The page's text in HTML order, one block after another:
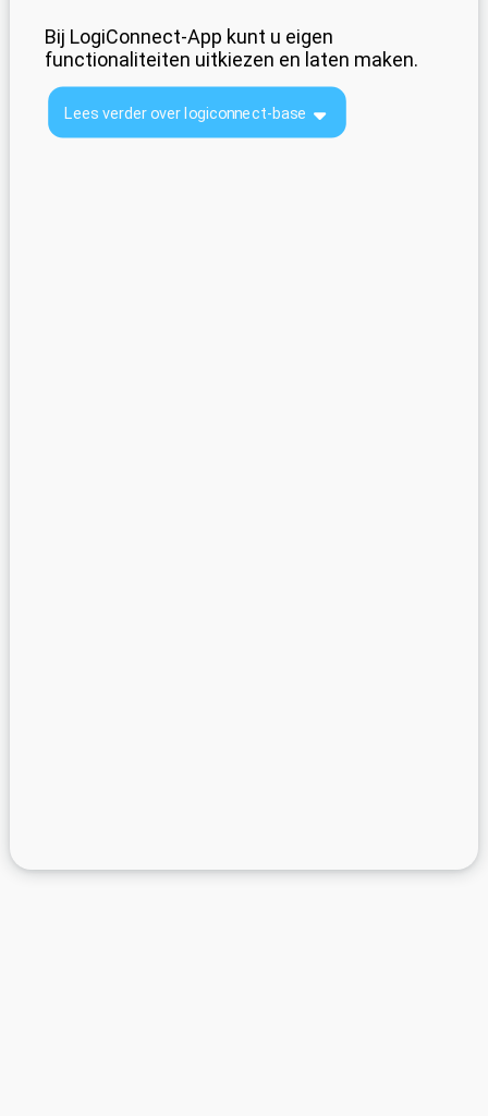
Bij LogiConnect-App kunt u eigen
functionaliteiten uitkiezen en laten maken.
Lees verder over logiconnect-base